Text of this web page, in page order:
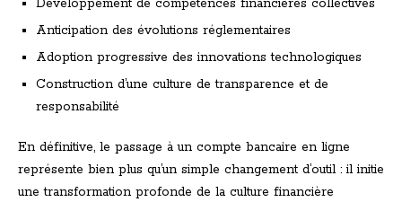
Développement de compétences financières collectives
Anticipation des évolutions réglementaires
Adoption progressive des innovations technologiques
Construction d’une culture de transparence et de
responsabilité
En définitive, le passage à un compte bancaire en ligne
représente bien plus qu’un simple changement d’outil : il initie
une transformation profonde de la culture financière